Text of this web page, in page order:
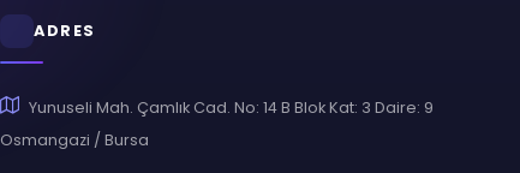
ADRES
Yunuseli Mah. Çamlık Cad. No: 14 B Blok Kat: 3 Daire: 9
Osmangazi / Bursa